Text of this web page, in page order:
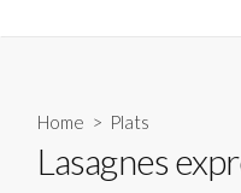
Home > Plats
Lasagnes